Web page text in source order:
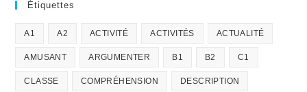
Étiquettes
A1 A2 ACTIVITÉ ACTIVITÉS ACTUALITÉ
AMUSANT ARGUMENTER B1 B2 C1
CLASSE COMPRÉHENSION DESCRIPTION